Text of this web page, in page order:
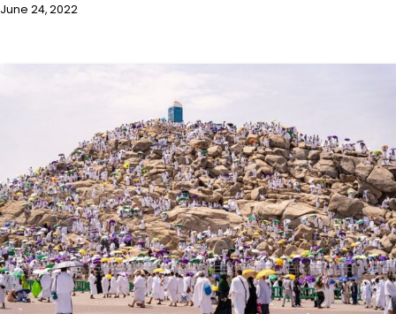
June 24, 2022